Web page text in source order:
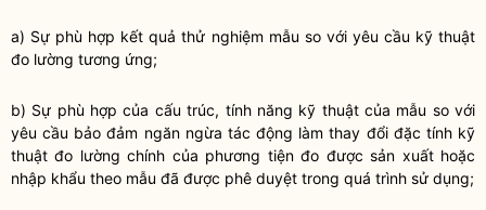
a) Sự phù hợp kết quả thử nghiệm mẫu so với yêu cầu kỹ thuật
đo lường tương ứng;
b) Sự phù hợp của cấu trúc, tính năng kỹ thuật của mẫu so với
yêu cầu bảo đảm ngăn ngừa tác động làm thay đổi đặc tính kỹ
thuật đo lường chính của phương tiện đo được sản xuất hoặc
nhập khẩu theo mẫu đã được phê duyệt trong quá trình sử dụng;